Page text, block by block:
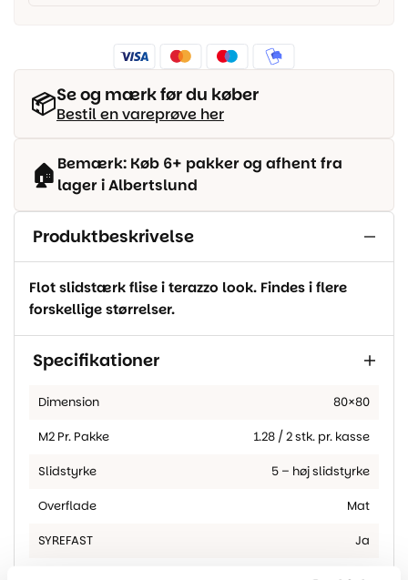
📦Se og mærk før du køber
Bestil en vareprøve her
🏠 Bemærk: Køb 6+ pakker og afhent fra
lager i Albertslund
Produktbeskrivelse
Flot slidstærk flise i terazzo look. Findes i flere
forskellige størrelser.
Specifikationer
Dimension 80×80
M2 Pr. Pakke 1.28 / 2 stk. pr. kasse
Slidstyrke 5 – høj slidstyrke
Overflade Mat
SYREFAST Ja